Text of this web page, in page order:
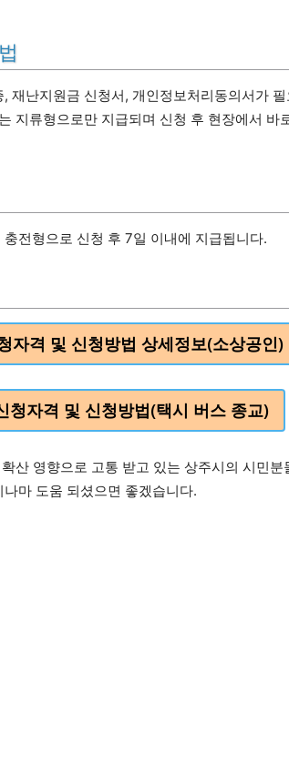
재난지원금 신청서, 개인정보처리동의서가
지류형으로만 지급되며 신청 후 현장에서 바
전형으로 신청 후 7일 이내에 지급됩니다.
자격 및 신청방법 상세정보(소상공인)
청자격 및 신청방법(택시 버스 종교)
산 영향으로 고통 받고 있는 상주시의 시민분
마 도움 되셨으면 좋겠습니다.